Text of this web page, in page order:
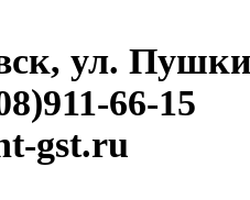
ул.
66-15
gst.ru